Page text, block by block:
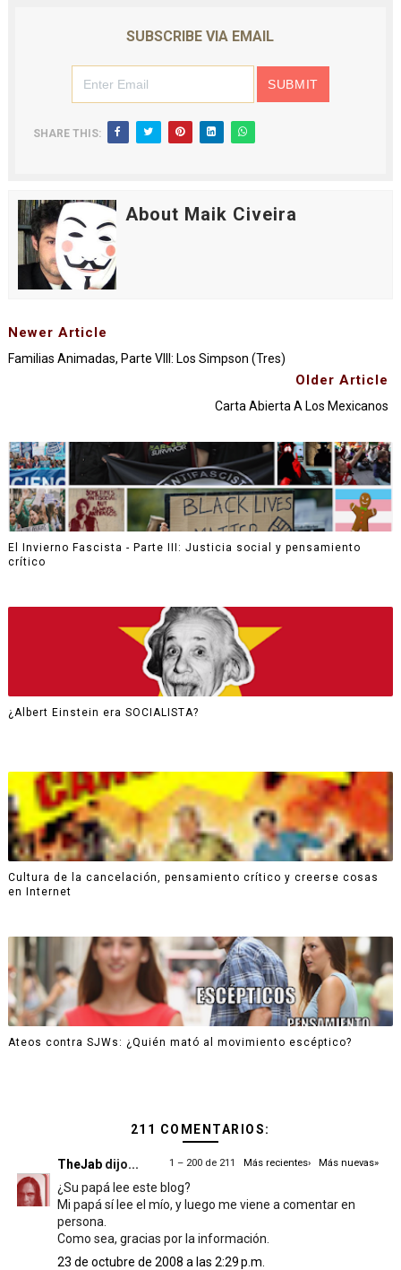
SUBSCRIBE VIA EMAIL
SHARE THIS:
About Maik Civeira
Newer Article
Familias Animadas, Parte VIII: Los Simpson (Tres)
Older Article
Carta Abierta A Los Mexicanos
El Invierno Fascista - Parte III: Justicia social y pensamiento
crítico
¿Albert Einstein era SOCIALISTA?
Cultura de la cancelación, pensamiento crítico y creerse cosas
en Internet
Ateos contra SJWs: ¿Quién mató al movimiento escéptico?
211 COMENTARIOS:
1 – 200 de 211Más recientes› Más nuevas»
TheJabdijo...
¿Su papá lee este blog?
Mi papá sí lee el mío, y luego me viene a comentar en
persona.
Como sea, gracias por la información.
23 de octubre de 2008 a las 2:29 p.m.